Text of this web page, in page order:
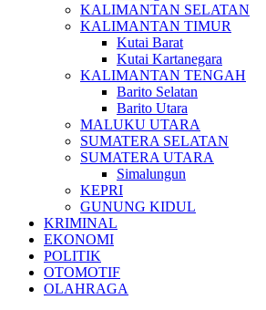
KALIMANTAN SELATAN
KALIMANTAN TIMUR
Kutai Barat
Kutai Kartanegara
KALIMANTAN TENGAH
Barito Selatan
Barito Utara
MALUKU UTARA
SUMATERA SELATAN
SUMATERA UTARA
Simalungun
KEPRI
GUNUNG KIDUL
KRIMINAL
EKONOMI
POLITIK
OTOMOTIF
OLAHRAGA